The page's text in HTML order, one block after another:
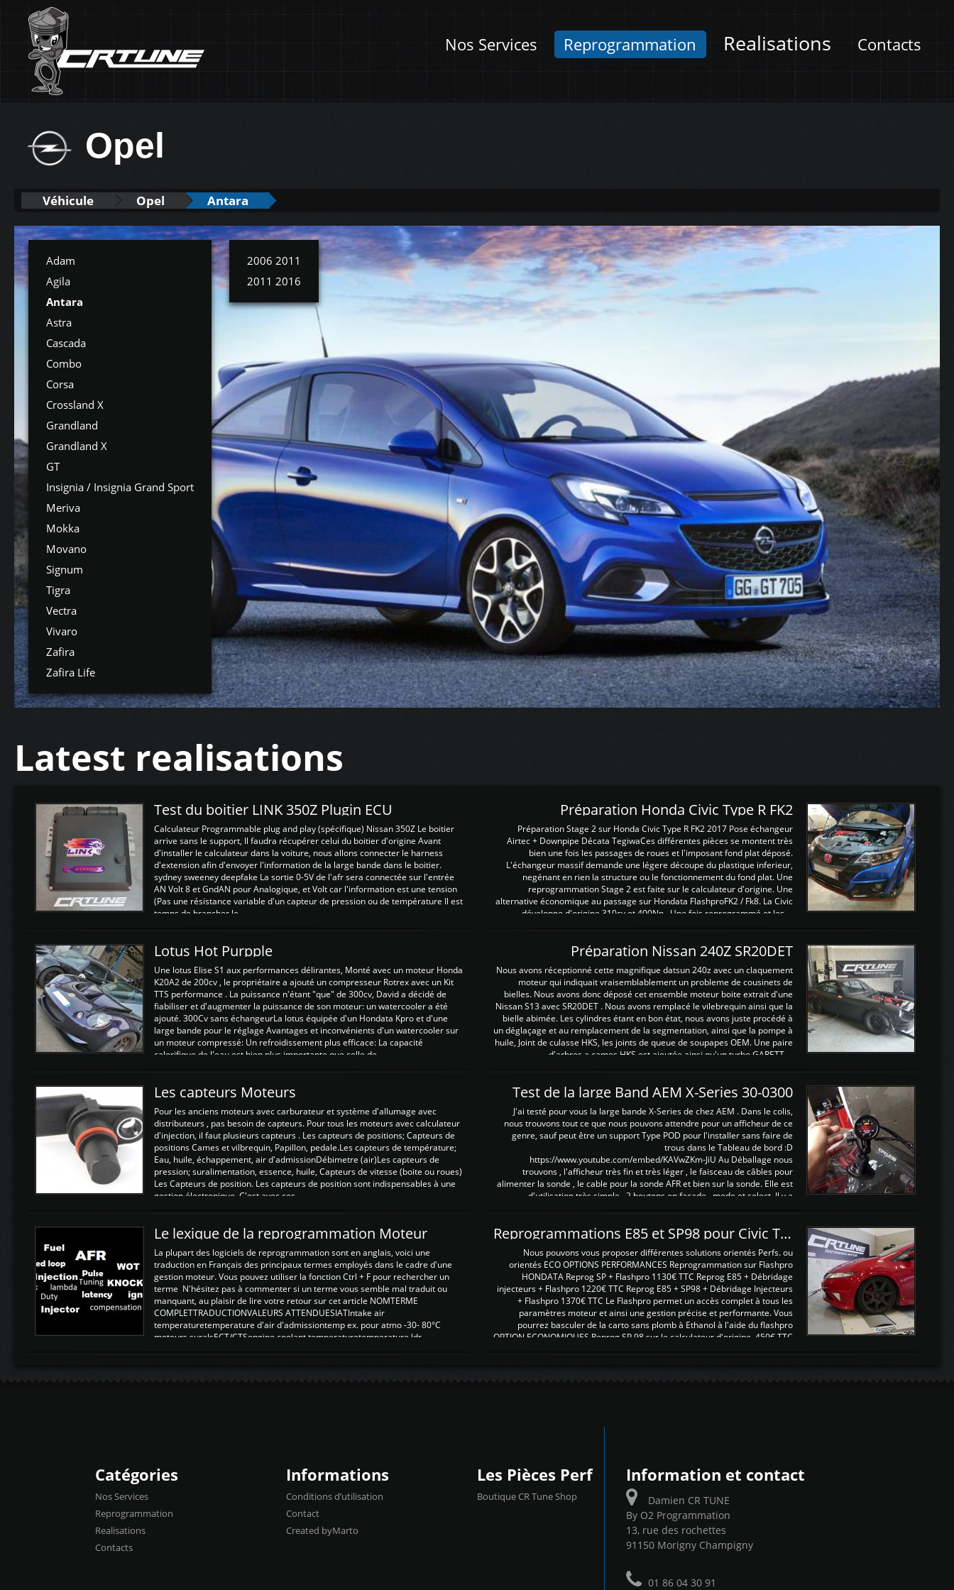
Nos Services Reprogrammation Realisations Contacts
Opel
Véhicule Opel Antara
Adam
Agila
Antara
Astra
Cascada
Combo
Corsa
Crossland X
Grandland
Grandland X
GT
Insignia / Insignia Grand Sport
Meriva
Mokka
Movano
Signum
Tigra
Vectra
Vivaro
Zafira
Zafira Life
2006 2011
2011 2016
Latest realisations
Test du boitier LINK 350Z Plugin ECU
Calculateur Programmable plug and play (spécifique) Nissan 350Z Le boitier
arrive sans le support, Il faudra récupérer celui du boitier d'origine Avant
d'installer le calculateur dans la voiture, nous allons connecter le harness
d'extension afin d'envoyer l'information de la large bande dans le boitier.
sydney sweeney deepfake La sortie 0-5V de l'afr sera connectée sur l'entrée
AN Volt 8 et GndAN pour Analogique, et Volt car l'information est une tension
(Pas une résistance variable d'un capteur de pression ou de température Il est
temps de brancher le ...
Préparation Honda Civic Type R FK2
Préparation Stage 2 sur Honda Civic Type R FK2 2017 Pose échangeur
Airtec + Downpipe Décata TegiwaCes différentes pièces se montent très
bien une fois les passages de roues et l'imposant fond plat déposé.
L'échangeur massif demande une légere découpe du plastique inferieur,
negénant en rien la structure ou le fonctionnement du fond plat. Une
reprogrammation Stage 2 est faite sur le calculateur d'origine. Une
alternative économique au passage sur Hondata FlashproFK2 / Fk8. La Civic
développe d'origine 310cv et 400Nn , Une fois reprogrammé et les ...
Lotus Hot Purpple
Une lotus Elise S1 aux performances délirantes, Monté avec un moteur Honda
K20A2 de 200cv , le propriétaire a ajouté un compresseur Rotrex avec un Kit
TTS performance . La puissance n'étant "que" de 300cv, David a décidé de
fiabiliser et d'augmenter la puissance de son moteur: un watercooler a été
ajouté. 300Cv sans échangeurLa lotus équipée d'un Hondata Kpro et d'une
large bande pour le réglage Avantages et inconvénients d'un watercooler sur
un moteur compressé: Un refroidissement plus efficace: La capacité
calorifique de l'eau est bien plus importante que celle de ...
Préparation Nissan 240Z SR20DET
Nous avons réceptionné cette magnifique datsun 240z avec un claquement
moteur qui indiquait vraisemblablement un probleme de cousinets de
bielles. Nous avons donc déposé cet ensemble moteur boite extrait d'une
Nissan S13 avec SR20DET . Nous avons remplacé le vilebrequin ainsi que la
bielle abimée. Les cylindres étant en bon état, nous avons juste procédé à
un déglaçage et au remplacement de la segmentation, ainsi que la pompe à
huile, Joint de culasse HKS, les joints de queue de soupapes OEM. Une paire
d'arbres a cames HKS est ajoutée ainsi qu'un turbo GARETT ...
Les capteurs Moteurs
Pour les anciens moteurs avec carburateur et système d'allumage avec
distributeurs , pas besoin de capteurs. Pour tous les moteurs avec calculateur
d'injection, il faut plusieurs capteurs . Les capteurs de positions; Capteurs de
positions Cames et vilbrequin, Papillon, pedale.Les capteurs de température;
Eau, huile, échappement, air d'admissionDébimetre (air)Les capteurs de
pression; suralimentation, essence, huile, Capteurs de vitesse (boite ou roues)
Les Capteurs de position. Les capteurs de position sont indispensables à une
gestion électronique. C'est avec ces ...
Test de la large Band AEM X-Series 30-0300
J'ai testé pour vous la large bande X-Series de chez AEM . Dans le colis,
nous trouvons tout ce que nous pouvons attendre pour un afficheur de ce
genre, sauf peut être un support Type POD pour l'installer sans faire de
trous dans le Tableau de bord :D
https://www.youtube.com/embed/KAVwZKm-JiU Au Déballage nous
trouvons , l'afficheur très fin et très léger , le faisceau de câbles pour
alimenter la sonde , le cable pour la sonde AFR et bien sur la sonde. Elle est
d'utilisation très simple , 2 boutons en façade , mode et select. Il y a
Le lexique de la reprogrammation Moteur
La plupart des logiciels de reprogrammation sont en anglais, voici une
traduction en Français des principaux termes employés dans le cadre d'une
gestion moteur. Vous pouvez utiliser la fonction Ctrl + F pour rechercher un
terme N'hésitez pas à commenter si un terme vous semble mal traduit ou
manquant, au plaisir de lire votre retour sur cet article NOMTERME
COMPLETTRADUCTIONVALEURS ATTENDUESIATIntake air
temperaturetemperature d'air d'admissiontemp ex. pour atmo -30- 80°C
moteurs suralsECT/CTSengine coolant temperaturetemperature ldr
Reprogrammations E85 et SP98 pour Civic Type R FN2
Nous pouvons vous proposer différentes solutions orientés Perfs. ou
orientés ECO OPTIONS PERFORMANCES Reprogrammation sur Flashpro
HONDATA Reprog SP + Flashpro 1130€ TTC Reprog E85 + Débridage
injecteurs + Flashpro 1220€ TTC Reprog E85 + SP98 + Débridage Injecteurs
+ Flashpro 1370€ TTC Le Flashpro permet un accès complet à tous les
paramètres moteur et ainsi une gestion précise et performante. Vous
pourrez basculer de la carto sans plomb à Ethanol à l'aide du flashpro
OPTION ECONOMIQUES Reprog SP 98 sur le calculateur d'origine 450€ TTC
Catégories
Nos Services
Reprogrammation
Realisations
Contacts
Informations
Conditions d’utilisation
Contact
Created byMarto
Les Pièces Perf
Boutique CR Tune Shop
Information et contact
Damien CR TUNE
By O2 Programmation
13, rue des rochettes
91150 Morigny Champigny
01 86 04 30 91